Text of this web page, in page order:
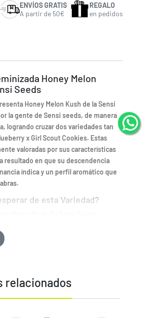
ENVÍOS GRATIS
A partir de 50€
REGALO
en pedidos
Honey Melon
Seeds
Honey Melon Kush de la Sensi
la gente de Sensi seeds, de manera
logrando cruzar dos variedades tan
x Girl Scout Cookies. Estas
valoradas por sus características
resultado en que su descendencia
índica y un perfil aromático que
de esta Variedad?
el aroma y gusto a
y uva dulce, con un toque de
del mercado.
esta semilla de cannabis?
relacionados